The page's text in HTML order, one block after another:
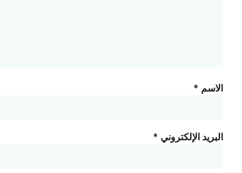
الاسم *
البريد الإلكتروني *